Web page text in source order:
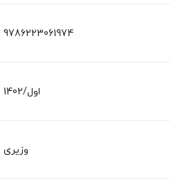
9786223061974
اول/1402
وزیری